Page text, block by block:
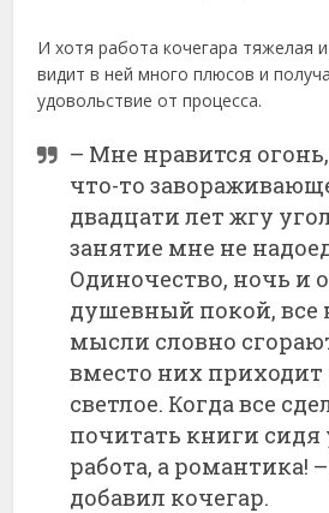
И хотя работа кочегара тяжелая
видит в ней много плюсов и
удовольствие от процесса.
– Мне нравится
что-то
двадцати лет жгу
занятие мне не
Одиночество, ночь и
душевный покой, все
мысли словно
вместо них приходит
светлое. Когда все
почитать книги сидя
работа, а романтика!
добавил кочегар.